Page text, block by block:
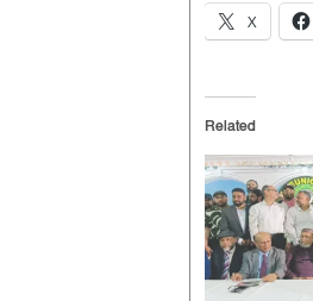
X
Related